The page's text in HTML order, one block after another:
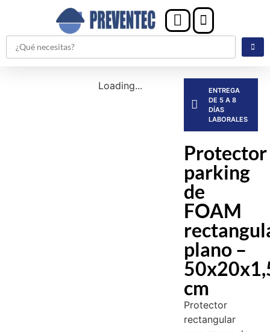
Loading...
ENTREGA
DE 5 A 8
DÍAS
LABORALES
Protector
parking
de
FOAM
plano –
cm
Protector
rectangular